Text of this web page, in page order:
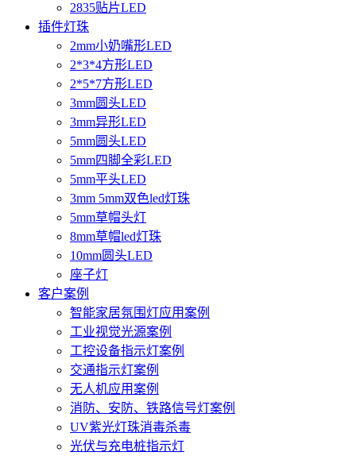
2835贴片LED
插件灯珠
2mm小奶嘴形LED
2*3*4方形LED
2*5*7方形LED
3mm圆头LED
3mm异形LED
5mm圆头LED
5mm四脚全彩LED
5mm平头LED
3mm 5mm双色led灯珠
5mm草帽头灯
8mm草帽led灯珠
10mm圆头LED
座子灯
客户案例
智能家居氛围灯应用案例
工业视觉光源案例
工控设备指示灯案例
交通指示灯案例
无人机应用案例
消防、安防、铁路信号灯案例
UV紫光灯珠消毒杀毒
光伏与充电桩指示灯